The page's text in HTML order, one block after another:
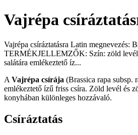
Vajrépa
Vajrépa csíráztatásra Latin megnevezés:
TERMÉKJELLEMZŐK: Szín: zöld levél
salátára emlékeztető íz...
A Vajrépa csírája (Brassica rapa subsp.
emlékeztető ízű friss csíra. Zöld levél és
konyhában különleges hozzávaló.
Csíráztatás